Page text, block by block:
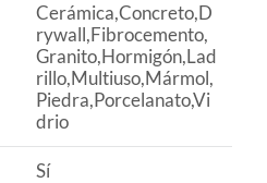
Cerámica,Concreto,D
rywall,Fibrocemento,
Granito,Hormigón,Lad
rillo,Multiuso,Mármol,
Piedra,Porcelanato,Vi
drio
Sí